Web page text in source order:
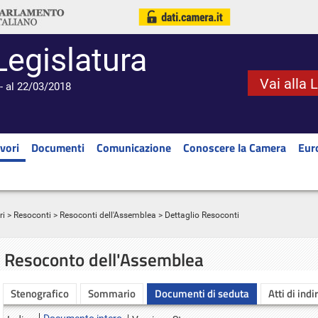
al 22/03/2018 Vai alla
Documenti Comunicazione Conoscere la Camera
> Resoconti > Resoconti dell'Assemblea > Dettaglio Resoconti
Resoconto dell'Assemblea
Stenografico Sommario Documenti di seduta Atti di